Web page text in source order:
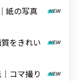
紙の写真
をきれい
コマ撮り